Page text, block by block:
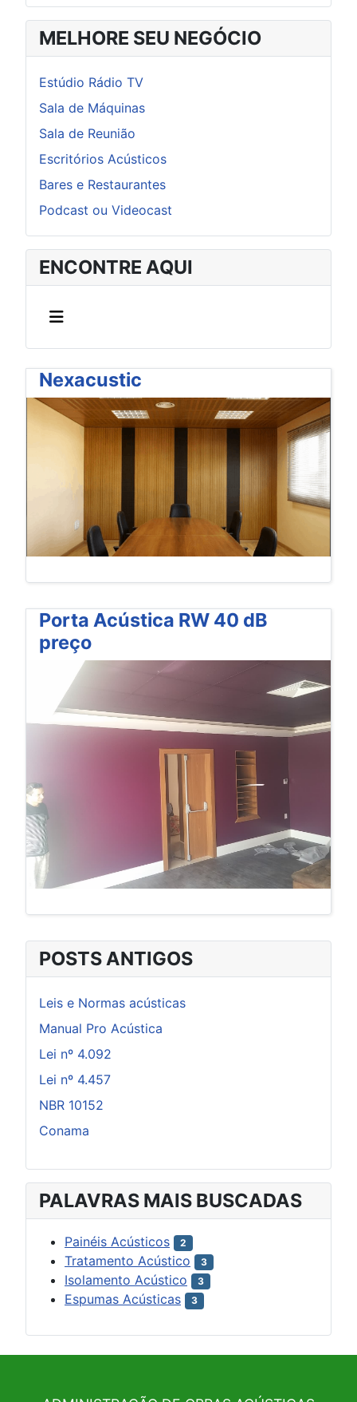
MELHORE SEU NEGÓCIO
Estúdio Rádio TV
Sala de Máquinas
Sala de Reunião
Escritórios Acústicos
Bares e Restaurantes
Podcast ou Videocast
ENCONTRE AQUI
Nexacustic
Porta Acústica RW 40 dB
preço
POSTS ANTIGOS
Leis e Normas acústicas
Manual Pro Acústica
Lei nº 4.092
Lei nº 4.457
NBR 10152
Conama
PALAVRAS MAIS BUSCADAS
Painéis Acústicos 2
Tratamento Acústico 3
Isolamento Acústico 3
Espumas Acústicas 3